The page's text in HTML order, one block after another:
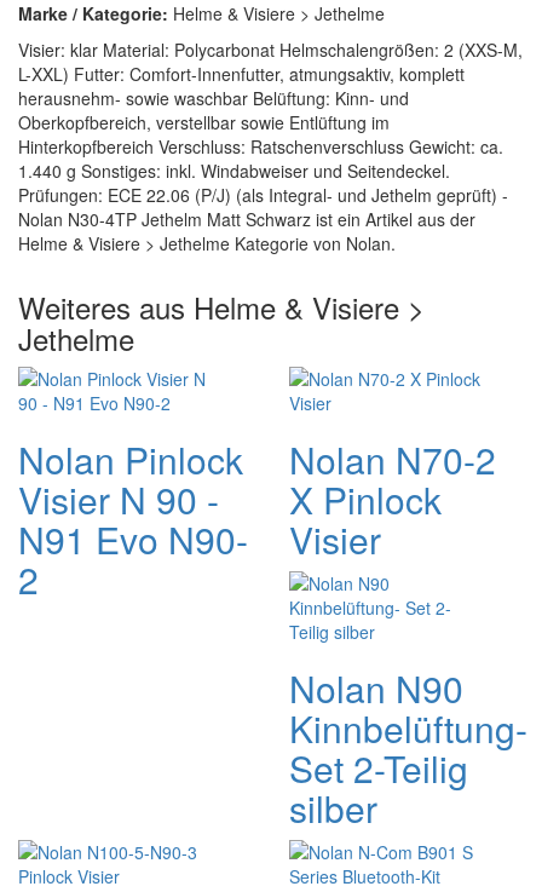
Marke / Kategorie: Helme & Visiere > Jethelme
Visier: klar Material: Polycarbonat Helmschalengrößen: 2 (XXS-M,
L-XXL) Futter: Comfort-Innenfutter, atmungsaktiv, komplett
herausnehm- sowie waschbar Belüftung: Kinn- und
Oberkopfbereich, verstellbar sowie Entlüftung im
Hinterkopfbereich Verschluss: Ratschenverschluss Gewicht: ca.
1.440 g Sonstiges: inkl. Windabweiser und Seitendeckel.
Prüfungen: ECE 22.06 (P/J) (als Integral- und Jethelm geprüft) -
Nolan N30-4TP Jethelm Matt Schwarz ist ein Artikel aus der
Helme & Visiere > Jethelme Kategorie von Nolan.
Weiteres aus Helme & Visiere >
Jethelme
Nolan Pinlock
Visier N 90 -
N91 Evo N90-
2
Nolan N70-2
X Pinlock
Visier
Nolan N90
Kinnbelüftung-
Set 2-Teilig
silber